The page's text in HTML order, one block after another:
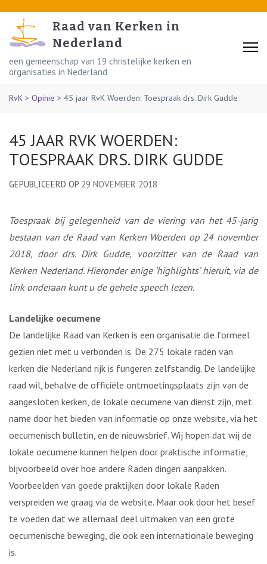
content
(Press
Enter)
Raad van Kerken in
Nederland
een gemeenschap van 19 christelijke kerken en
organisaties in Nederland
RvK > Opinie > 45 jaar RvK Woerden: Toespraak drs. Dirk Gudde
45 JAAR RVK WOERDEN:
TOESPRAAK DRS. DIRK GUDDE
GEPUBLICEERD OP 29 NOVEMBER 2018
Toespraak bij gelegenheid van de viering van het 45-jarig
bestaan van de Raad van Kerken Woerden op 24 november
2018, door drs. Dirk Gudde, voorzitter van de Raad van
Kerken Nederland. Hieronder enige ‘highlights’ hieruit, via de
link onderaan kunt u de gehele speech lezen.
Landelijke oecumene
De landelijke Raad van Kerken is een organisatie die formeel
gezien niet met u verbonden is. De 275 lokale raden van
kerken die Nederland rijk is fungeren zelfstandig. De landelijke
raad wil, behalve de officiële ontmoetingsplaats zijn van de
aangesloten kerken, de lokale oecumene van dienst zijn, met
name door het bieden van informatie op onze website, via het
oecumenisch bulletin, en de nieuwsbrief. Wij hopen dat wij de
lokale oecumene kunnen helpen door praktische informatie,
bijvoorbeeld over hoe andere Raden dingen aanpakken.
Voorbeelden van goede praktijken door lokale Raden
verspreiden we graag via de website. Maar ook door het besef
te voeden dat we allemaal deel uitmaken van een grote
oecumenische beweging, die ook een internationale beweging
is.